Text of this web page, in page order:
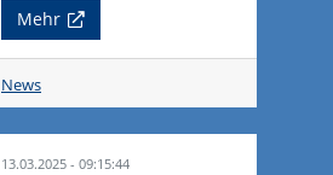
Mehr
News
13.03.2025 - 09:15:44